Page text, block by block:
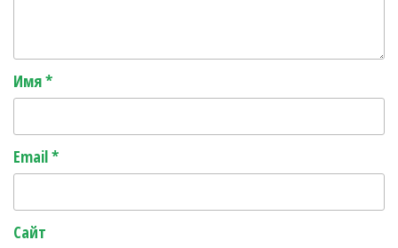
Имя*
Email*
Сайт